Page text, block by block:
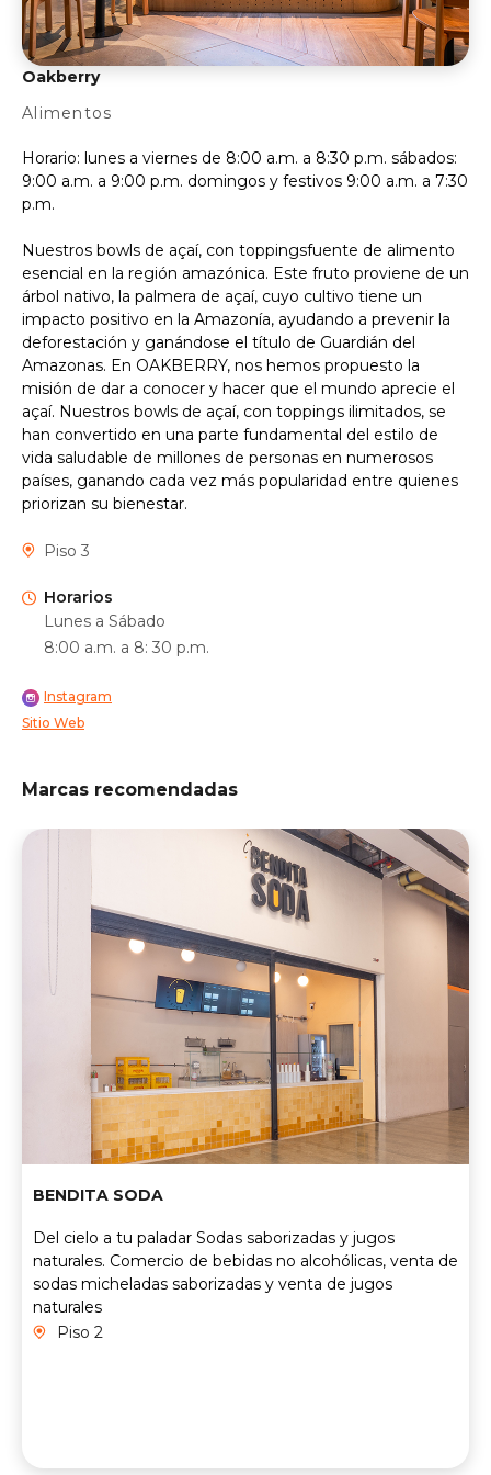
Oakberry
Alimentos
Horario: lunes a viernes de 8:00 a.m. a 8:30 p.m. sábados:
9:00 a.m. a 9:00 p.m. domingos y festivos 9:00 a.m. a 7:30
p.m.
Nuestros bowls de açaí, con toppingsfuente de alimento
esencial en la región amazónica. Este fruto proviene de un
árbol nativo, la palmera de açaí, cuyo cultivo tiene un
impacto positivo en la Amazonía, ayudando a prevenir la
deforestación y ganándose el título de Guardián del
Amazonas. En OAKBERRY, nos hemos propuesto la
misión de dar a conocer y hacer que el mundo aprecie el
açaí. Nuestros bowls de açaí, con toppings ilimitados, se
han convertido en una parte fundamental del estilo de
vida saludable de millones de personas en numerosos
países, ganando cada vez más popularidad entre quienes
priorizan su bienestar.
Piso 3
Horarios
Lunes a Sábado
8:00 a.m. a 8: 30 p.m.
Instagram
Sitio Web
Marcas recomendadas
BENDITA SODA
Del cielo a tu paladar Sodas saborizadas y jugos
naturales. Comercio de bebidas no alcohólicas, venta de
sodas micheladas saborizadas y venta de jugos
naturales
Piso 2